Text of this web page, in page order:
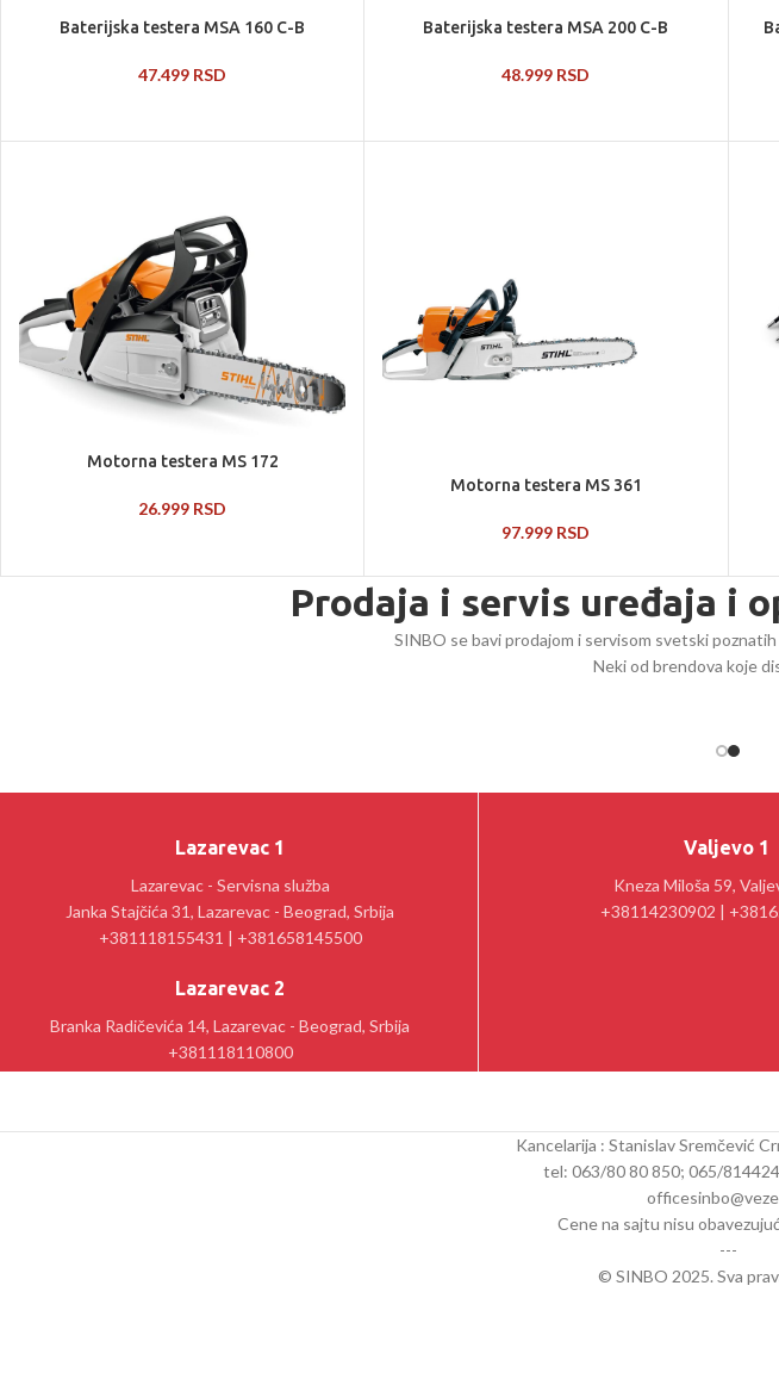
Baterijska testera MSA 160 C-B
47.499 RSD
Baterijska testera MSA 200 C-B
48.999 RSD
Motorna testera MS 172
26.999 RSD
Motorna testera MS 361
97.999 RSD
Prodaja i servis uređaja i
SINBO se bavi prodajom i servisom svetski
Neki od brendova koje
Lazarevac 1
Lazarevac - Servisna služba
Janka Stajčića 31, Lazarevac - Beograd, Srbija
+381118155431 | +381658145500
Lazarevac 2
Branka Radičevića 14, Lazarevac - Beograd, Srbija
+381118110800
Valjevo 1
Kneza Miloša 59,
+38114230902 |
Kancelarija : Stanislav Sremčević
tel: 063/80 80 850; 065/
Cene na sajtu nisu
---
© SINBO 2025. Sva